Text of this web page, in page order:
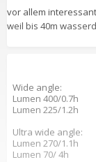
vor allem
weil bis 40m
Wide angle:
Lumen 400/0.7h
Lumen 225/1.2h
Ultra wide angle:
Lumen 270/1.1h
Lumen 70/ 4h